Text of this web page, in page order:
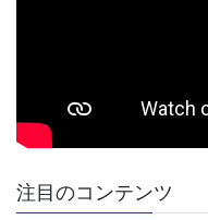
注目のコンテンツ